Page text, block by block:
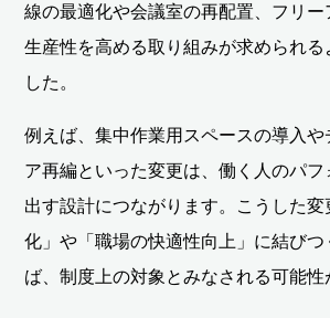
線の最適化や会議室の再配置、フリー
生産性を高める取り組みが求められる
した。
例えば、集中作業用スペースの導入や
ア再編といった変更は、働く人のパフ
出す設計につながります。こうした
化」や「職場の快適性向上」に結び
ば、制度上の対象とみなされる可能性